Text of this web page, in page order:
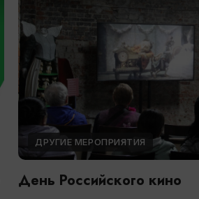
ДРУГИЕ МЕРОПРИЯТИЯ
День Российского кино